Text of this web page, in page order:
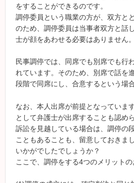
をすることができるのです。
調停委員という職業の方が、双方と
のため、調停委員は当事者双方と話
士が顔をあわせる必要はありません。
民事調停では、同席でも別席でも行
れています。そのため、別席で話を
段階で同席にし、合意するという場
なお、本人出席が前提となっていま
として弁護士が出席することも認め
訴訟を見越している場合は、調停の
こともあることも、留意しておきまし
いかがでしたでしょうか？
ここで、調停をする4つのメリットの